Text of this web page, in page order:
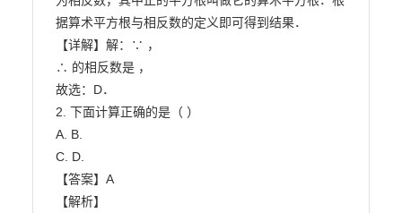
据算术平方根与相反数的定义即可得到结果．
【详解】解：∵ ，
∴ 的相反数是 ，
故选：D．
2. 下面计算正确的是（ ）
A. B.
C. D.
【答案】A
【解析】